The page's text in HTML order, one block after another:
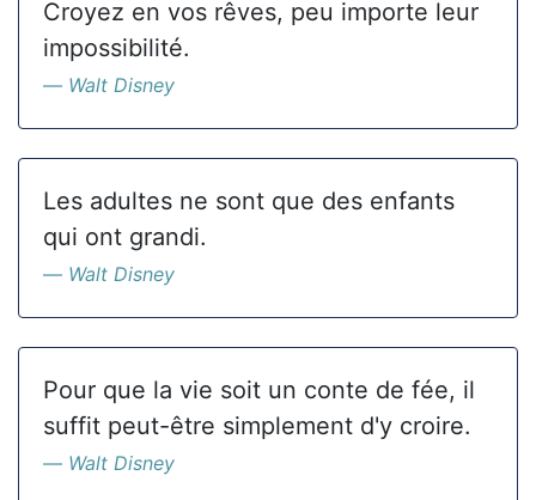
Croyez en vos rêves, peu importe leur
impossibilité.
Walt Disney
Les adultes ne sont que des enfants
qui ont grandi.
Walt Disney
Pour que la vie soit un conte de fée, il
suffit peut-être simplement d'y croire.
Walt Disney